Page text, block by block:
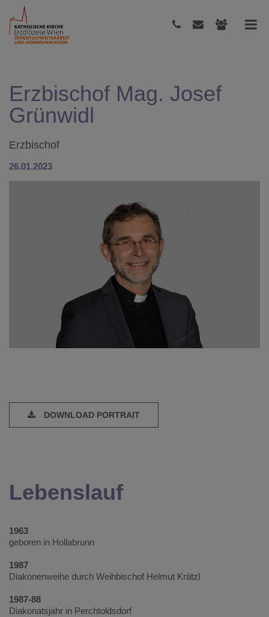
Erzbischof Mag. Josef
Grünwidl
Erzbischof
26.01.2023
DOWNLOAD PORTRAIT
Lebenslauf
1963
geboren in Hollabrunn
1987
Diakonenweihe durch Weihbischof Helmut Krätzl
1987-88
Diakonatsjahr in Perchtoldsdorf